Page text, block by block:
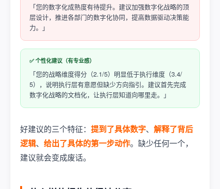
「您的数字化成熟度有待提升。建议加强数字化战略的顶
层设计，推进各部门的数字化协同，提高数据驱动决策能
力。」
✅ 个性化建议（有专业感）
「您的战略维度得分（2.1/5）明显低于执行维度（3.4/
5），说明执行层有意愿但缺少方向指引。建议首先完成
数字化战略的文档化，让执行层知道向哪里走。」
好建议的三个特征： 提到了具体数字、 解释了背后
逻辑、 给出了具体的第一步动作。缺少任何一个，
建议就会变成废话。